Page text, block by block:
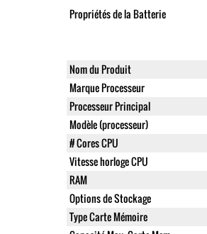
Propriétés de la Batterie
Nom du Produit
Marque Processeur
Processeur Principal
Modèle (processeur)
# Cores CPU
Vitesse horloge CPU
RAM
Options de Stockage
Type Carte Mémoire